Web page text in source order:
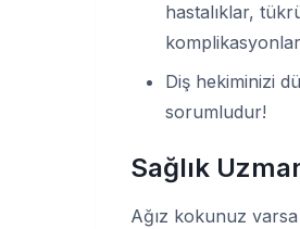
hastalıklar,
Diş hekiminizi
sorumludur!
Sağlık
Ağız kokunuz